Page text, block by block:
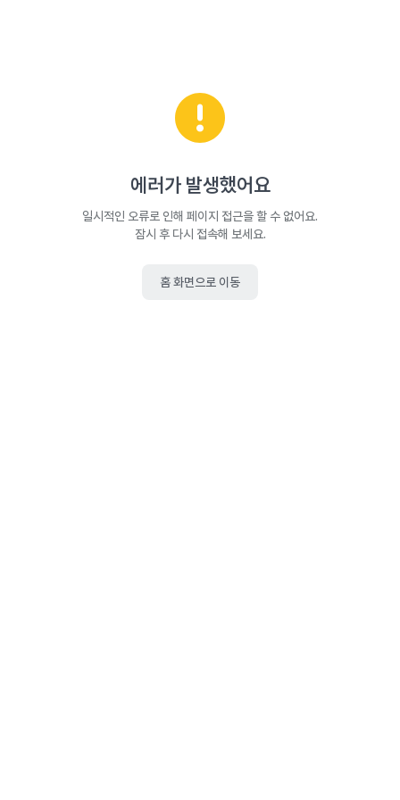
에러가 발생했어요
일시적인 오류로 인해 페이지 접근을 할 수 없어요.
잠시 후 다시 접속해 보세요.
홈 화면으로 이동